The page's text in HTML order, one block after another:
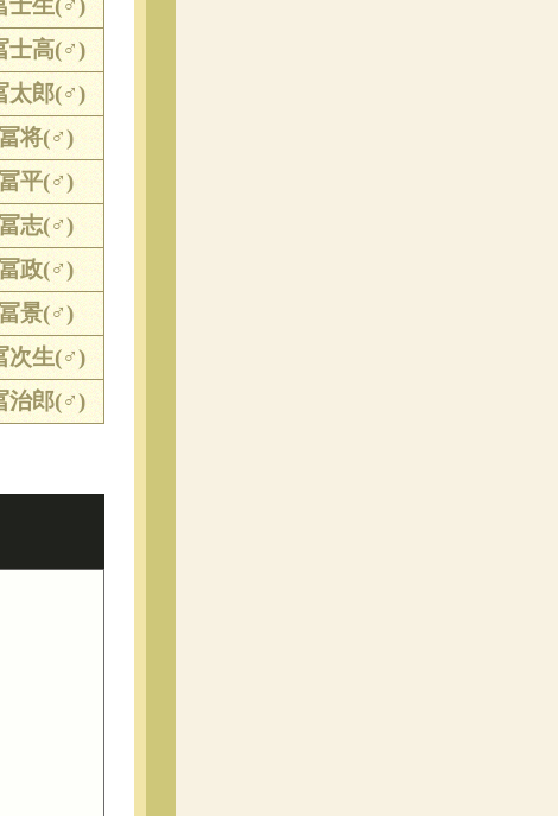
士高(♂)
太郎(♂)
将(♂)
平(♂)
志(♂)
政(♂)
景(♂)
次生(♂)
治郎(♂)